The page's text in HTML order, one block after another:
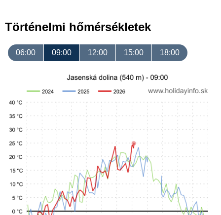
Történelmi hőmérsékletek
06:00 09:00 12:00 15:00 18:00